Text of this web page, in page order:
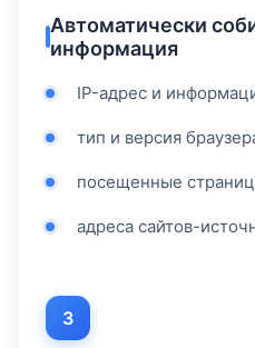
Автоматически
информация
IP-адрес и
тип и версия
посещенные
адреса сайтов-
3